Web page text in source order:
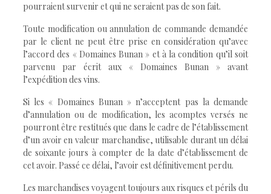
pourraient survenir et qui ne seraient pas de son fait.
Toute modification ou annulation de commande demandée
par le client ne peut être prise en considération qu’avec
l’accord des « Domaines Bunan » et à la condition qu’il soit
parvenu par écrit aux « Domaines Bunan » avant
l’expédition des vins.
Si les « Domaines Bunan » n’acceptent pas la demande
d’annulation ou de modification, les acomptes versés ne
pourront être restitués que dans le cadre de l’établissement
d’un avoir en valeur marchandise, utilisable durant un délai
de soixante jours à compter de la date d’établissement de
cet avoir. Passé ce délai, l’avoir est définitivement perdu.
Les marchandises voyagent toujours aux risques et périls du